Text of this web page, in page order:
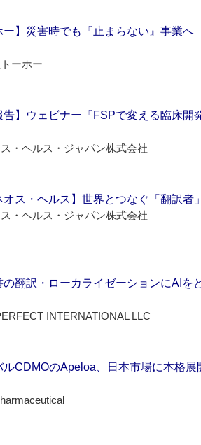
ー】災害時でも『止まらない』事業
ーホー
告】ウェビナー『FSPで変える臨床
・ヘルス・ジャパン株式会社
オス・ヘルス】世界とつなぐ「翻訳
・ヘルス・ジャパン株式会社
の翻訳・ローカライゼーションにAIを
INTERNATIONAL LLC
ルCDMOのApeloa、日本市場に本格